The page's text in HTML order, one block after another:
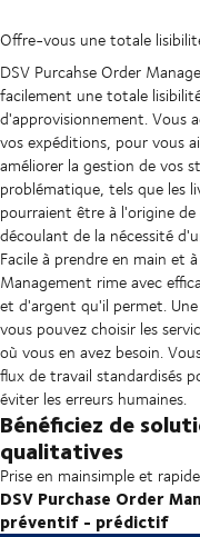
Offre-vous une totale
DSV Purcahse Order
facilement une totale
d'approvisionnement. Vous
vos expéditions, pour vous
améliorer la gestion de vos
problématique, tels que les
pourraient être à l'origine
découlant de la nécessité
Facile à prendre en main et
Management rime avec
et d'argent qu'il permet. Une
vous pouvez choisir les
où vous en avez besoin.
flux de travail standardisés
éviter les erreurs humaines.
Bénéficiez de
qualitatives
Prise en mainsimple et
DSV Purchase Order
préventif - prédictif